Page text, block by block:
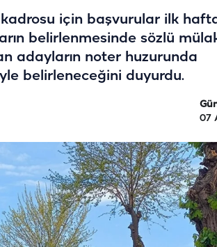
için başvurular ilk
belirlenmesinde sözlü
adayların noter huzurunda
belirleneceğini duyurdu.
07